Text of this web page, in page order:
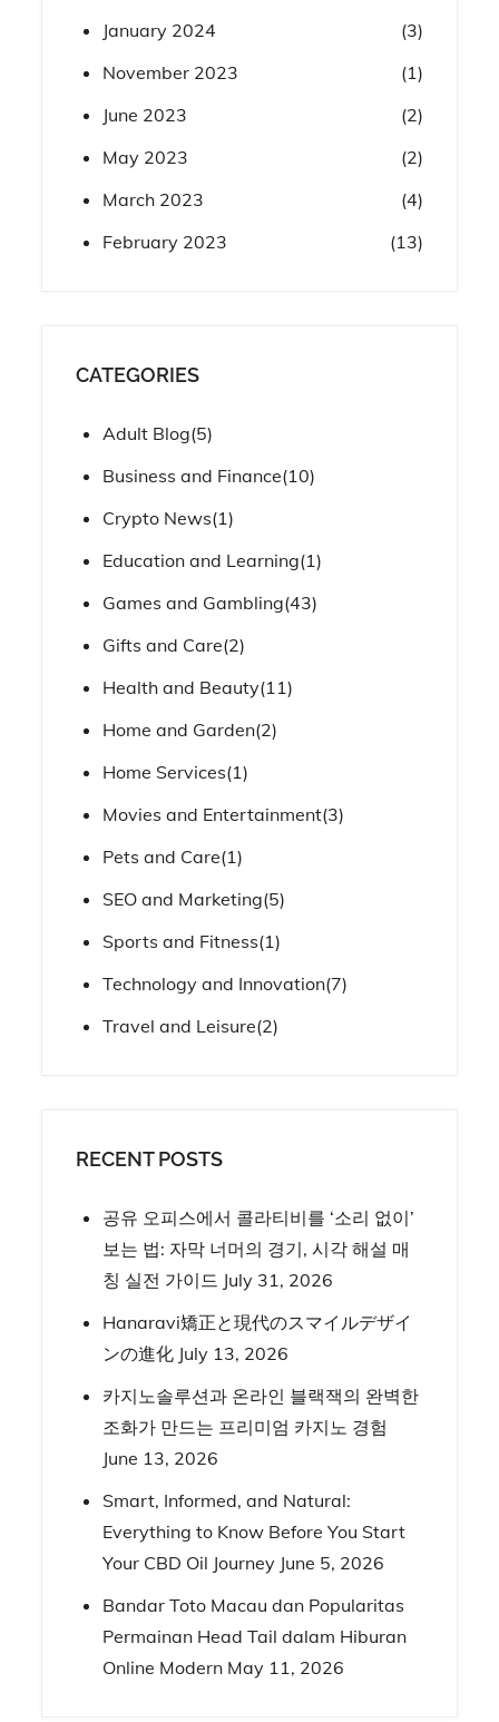
January 2024
(3)
November 2023
(1)
June 2023
(2)
May 2023
(2)
March 2023
(4)
February 2023
(13)
CATEGORIES
Adult Blog(5)
Business and Finance(10)
Crypto News(1)
Education and Learning(1)
Games and Gambling(43)
Gifts and Care(2)
Health and Beauty(11)
Home and Garden(2)
Home Services(1)
Movies and Entertainment(3)
Pets and Care(1)
SEO and Marketing(5)
Sports and Fitness(1)
Technology and Innovation(7)
Travel and Leisure(2)
RECENT POSTS
공유 오피스에서 콜라티비를 ‘소리 없이’
보는 법: 자막 너머의 경기, 시각 해설 매
칭 실전 가이드 July 31, 2026
Hanaravi矯正と現代のスマイルデザイ
ンの進化 July 13, 2026
카지노솔루션과 온라인 블랙잭의 완벽한
조화가 만드는 프리미엄 카지노 경험
June 13, 2026
Smart, Informed, and Natural:
Everything to Know Before You Start
Your CBD Oil Journey June 5, 2026
Bandar Toto Macau dan Popularitas
Permainan Head Tail dalam Hiburan
Online Modern May 11, 2026